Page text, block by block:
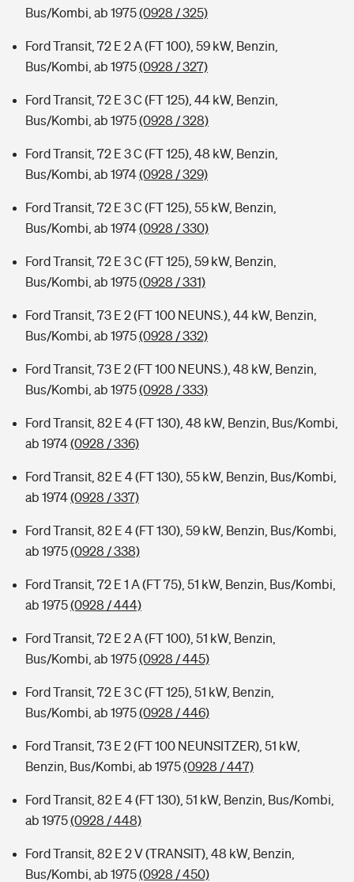
Bus/Kombi, ab 1975(0928 / 325)
Ford Transit, 72 E 2 A (FT 100), 59 kW, Benzin,
Bus/Kombi, ab 1975(0928 / 327)
Ford Transit, 72 E 3 C (FT 125), 44 kW, Benzin,
Bus/Kombi, ab 1975(0928 / 328)
Ford Transit, 72 E 3 C (FT 125), 48 kW, Benzin,
Bus/Kombi, ab 1974(0928 / 329)
Ford Transit, 72 E 3 C (FT 125), 55 kW, Benzin,
Bus/Kombi, ab 1974(0928 / 330)
Ford Transit, 72 E 3 C (FT 125), 59 kW, Benzin,
Bus/Kombi, ab 1975(0928 / 331)
Ford Transit, 73 E 2 (FT 100 NEUNS.), 44 kW, Benzin,
Bus/Kombi, ab 1975(0928 / 332)
Ford Transit, 73 E 2 (FT 100 NEUNS.), 48 kW, Benzin,
Bus/Kombi, ab 1975(0928 / 333)
Ford Transit, 82 E 4 (FT 130), 48 kW, Benzin, Bus/Kombi,
ab 1974(0928 / 336)
Ford Transit, 82 E 4 (FT 130), 55 kW, Benzin, Bus/Kombi,
ab 1974(0928 / 337)
Ford Transit, 82 E 4 (FT 130), 59 kW, Benzin, Bus/Kombi,
ab 1975(0928 / 338)
Ford Transit, 72 E 1 A (FT 75), 51 kW, Benzin, Bus/Kombi,
ab 1975(0928 / 444)
Ford Transit, 72 E 2 A (FT 100), 51 kW, Benzin,
Bus/Kombi, ab 1975(0928 / 445)
Ford Transit, 72 E 3 C (FT 125), 51 kW, Benzin,
Bus/Kombi, ab 1975(0928 / 446)
Ford Transit, 73 E 2 (FT 100 NEUNSITZER), 51 kW,
Benzin, Bus/Kombi, ab 1975(0928 / 447)
Ford Transit, 82 E 4 (FT 130), 51 kW, Benzin, Bus/Kombi,
ab 1975(0928 / 448)
Ford Transit, 82 E 2 V (TRANSIT), 48 kW, Benzin,
Bus/Kombi, ab 1975(0928 / 450)